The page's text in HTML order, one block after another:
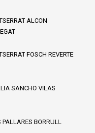
ALCON
FOSCH REVERTE
SANCHO VILAS
PALLARES BORRULL